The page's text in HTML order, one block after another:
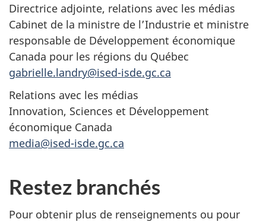
Directrice adjointe, relations avec les médias
Cabinet de la ministre de l’Industrie et ministre
responsable de Développement économique
Canada pour les régions du Québec
gabrielle.landry@ised-isde.gc.ca
Relations avec les médias
Innovation, Sciences et Développement
économique Canada
media@ised-isde.gc.ca
Restez branchés
Pour obtenir plus de renseignements ou pour